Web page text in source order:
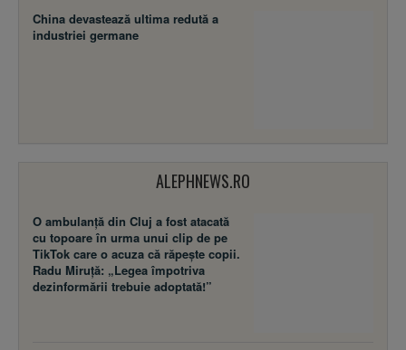
China devastează ultima redută a
industriei germane
ALEPHNEWS.RO
O ambulanță din Cluj a fost atacată
cu topoare în urma unui clip de pe
TikTok care o acuza că răpește copii.
Radu Miruță: „Legea împotriva
dezinformării trebuie adoptată!”